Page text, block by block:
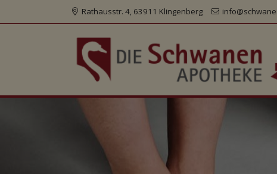
Rathausstr. 4, 63911 Klingenberg